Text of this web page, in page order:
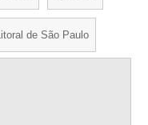
Litoral de São Paulo